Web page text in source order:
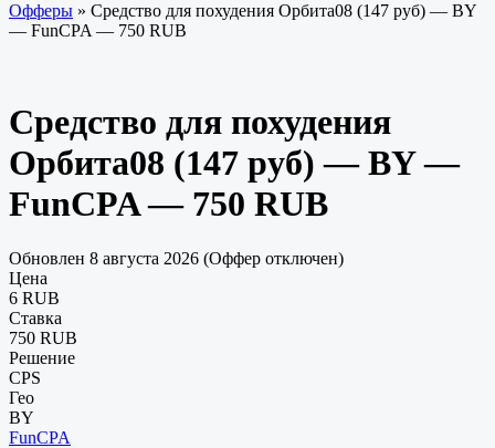
Офферы » Средство для похудения Орбита08 (147 руб) — BY
— FunCPA — 750 RUB
Средство для похудения
Орбита08 (147 руб) — BY —
FunCPA — 750 RUB
Обновлен 8 августа 2026 (Оффер отключен)
Цена
6 RUB
Ставка
750 RUB
Решение
CPS
Гео
BY
FunCPA